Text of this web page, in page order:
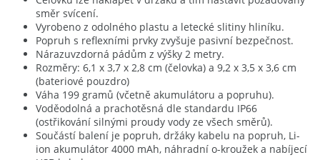
směr svícení.
Vyrobeno z odolného plastu a letecké slitiny hliníku.
Popruh s reflexními prvky zvyšuje pasivní bezpečnost.
Nárazuvzdorná pádům z výšky 2 metry.
Rozměry: 6,1 x 3,7 x 2,8 cm (čelovka) a 9,2 x 3,5 x 3,6 cm
(bateriové pouzdro)
Váha 199 gramů (včetně akumulátoru a popruhu).
Voděodolná a prachotěsná dle standardu IP66
(ostřikování silnými proudy vody ze všech směrů).
Součástí balení je popruh, držáky kabelu na popruh, Li-
ion akumulátor 4000 mAh, náhradní o-kroužek a nabíjecí